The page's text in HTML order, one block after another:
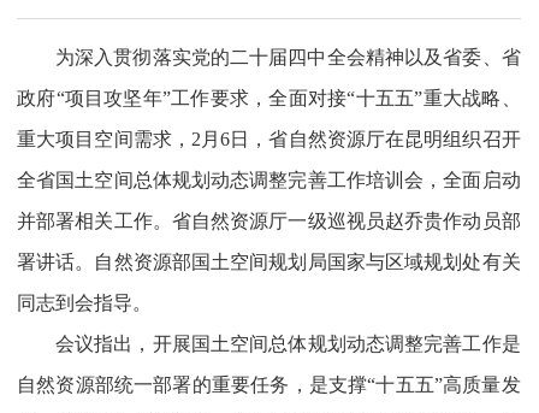
为深入贯彻落实党的二十届四中全会精神以及省委、省
政府“项目攻坚年”工作要求，全面对接“十五五”重大战略、
重大项目空间需求，2月6日，省自然资源厅在昆明组织召开
全省国土空间总体规划动态调整完善工作培训会，全面启动
并部署相关工作。省自然资源厅一级巡视员赵乔贵作动员部
署讲话。自然资源部国土空间规划局国家与区域规划处有关
同志到会指导。
会议指出， 开展国土空间总体规划动态调整完善工作是
自然资源部统一部署的重要任务，是支撑“十五五”高质量发